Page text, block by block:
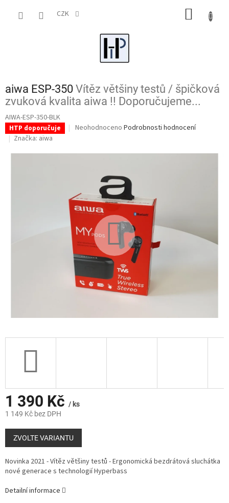
CZK
aiwa ESP-350 Vítěz většiny testů / špičková
zvuková kvalita aiwa !! Doporučujeme...
AIWA-ESP-350-BLK
HTP doporučuje
Průměrné
je
hvězdiček.
Neohodnoceno Podrobnosti hodnocení
Značka: aiwa
1 390 Kč / ks
1 149 Kč bez DPH
Měrná
cena:
ZVOLTE VARIANTU
Novinka 2021 - Vítěz většiny testů - Ergonomická bezdrátová sluchátka
nové generace s technologií Hyperbass
Detailní informace